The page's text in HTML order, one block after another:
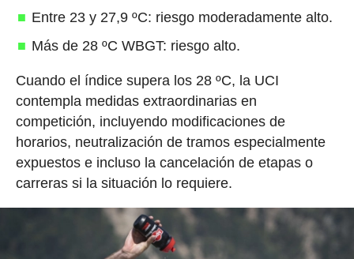
Entre 23 y 27,9 ºC: riesgo moderadamente alto.
Más de 28 ºC WBGT: riesgo alto.
Cuando el índice supera los 28 ºC, la UCI
contempla medidas extraordinarias en
competición, incluyendo modificaciones de
horarios, neutralización de tramos especialmente
expuestos e incluso la cancelación de etapas o
carreras si la situación lo requiere.